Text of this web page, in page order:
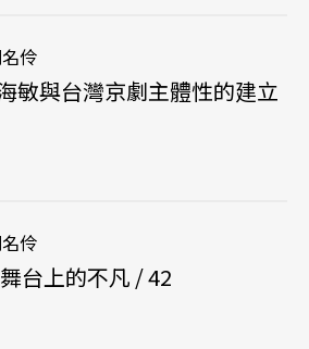
伶
與台灣京劇主體性的建立
伶
台上的不凡 / 42